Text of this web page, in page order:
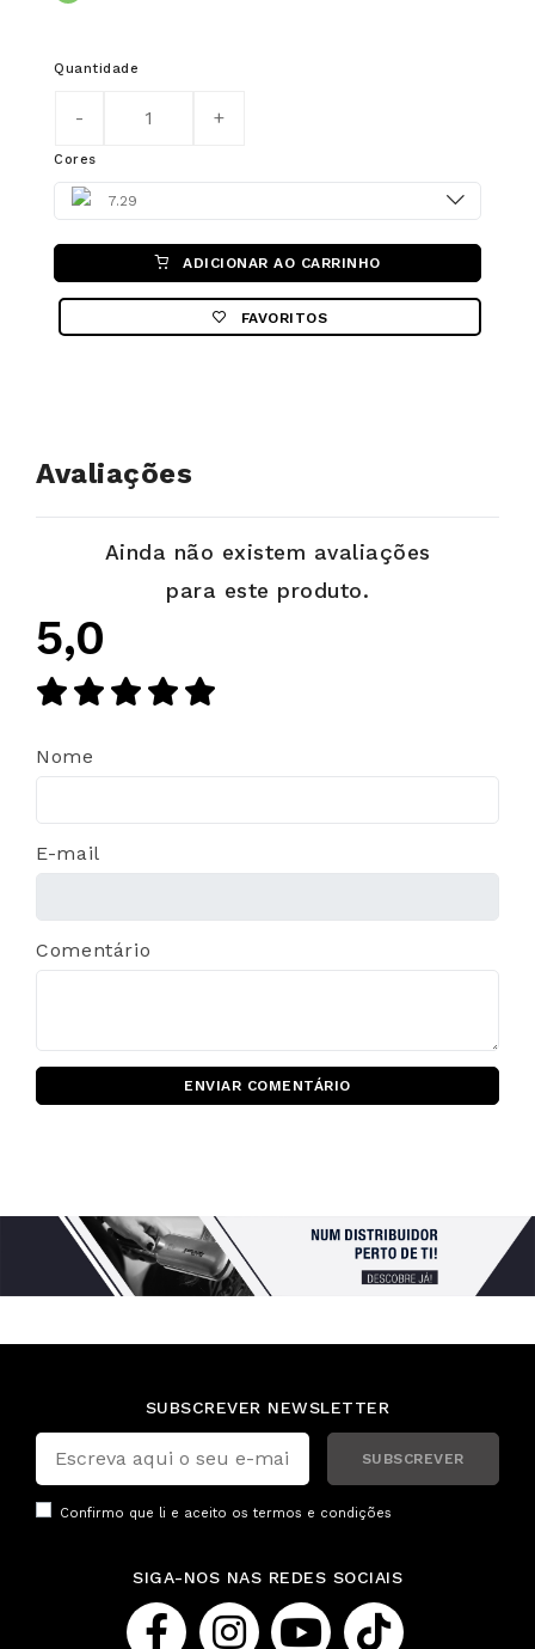
Quantidade
Cores
Color 7.29
ADICIONAR AO CARRINHO
FAVORITOS
Avaliações
Ainda não existem avaliações
para este produto.
5,0
Nome
E-mail
Comentário
ENVIAR COMENTÁRIO
SUBSCREVER NEWSLETTER
SUBSCREVER
Confirmo que li e aceito os termos e condições
SIGA-NOS NAS REDES SOCIAIS